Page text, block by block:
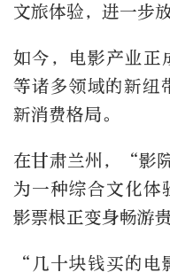
文旅体验，进一步
如今，电影产业正
等诸多领域的新
新消费格局。
在甘肃兰州，“影
为一种综合文化体
影票根正变身畅游
“几十块钱买的电